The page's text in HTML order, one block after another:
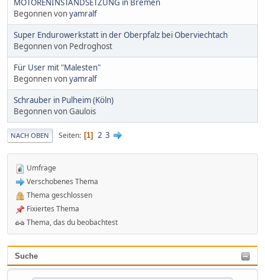
Suche
MOTORENINSTANDSETZUNG in Bremen
Begonnen vonyamralf
Super Endurowerkstatt in der Oberpfalz bei Oberviechtach
Begonnen von Pedroghost
Für User mit "Malesten"
Begonnen vonyamralf
Schrauber in Pulheim (Köln)
Begonnen von Gaulois
NACH OBEN Seiten 1 2 3
Umfrage
Verschobenes Thema
Thema geschlossen
Fixiertes Thema
Thema, das du beobachtest